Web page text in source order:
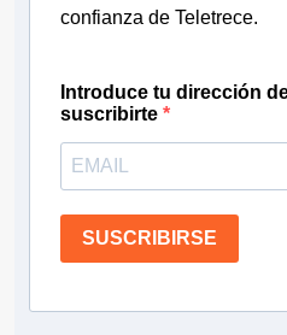
confianza de Teletrece.
Introduce tu dirección
suscribirte
SUSCRIBIRSE